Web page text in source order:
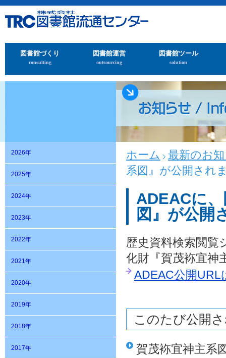
図書館づくり
consulting
図書館運営
outsourcing
図書館ツール
solution
2026年
2025年
2024年
2023年
2022年
2021年
2020年
2019年
2018年
2017年
ホーム
最新のお
系図』が公開され
ADEACに
図』が公開
歴史資料検索閲覧
化財『賀茂袮宜神
ADEAC公開URL
このたび公開
賀茂袮宜神主系